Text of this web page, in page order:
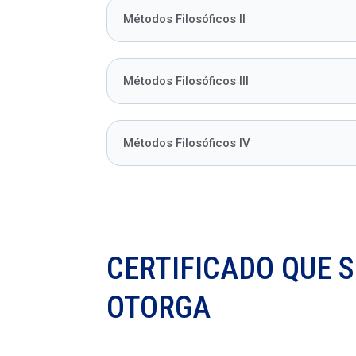
Métodos Filosóficos II
Métodos Filosóficos III
Métodos Filosóficos IV
CERTIFICADO QUE
OTORGA